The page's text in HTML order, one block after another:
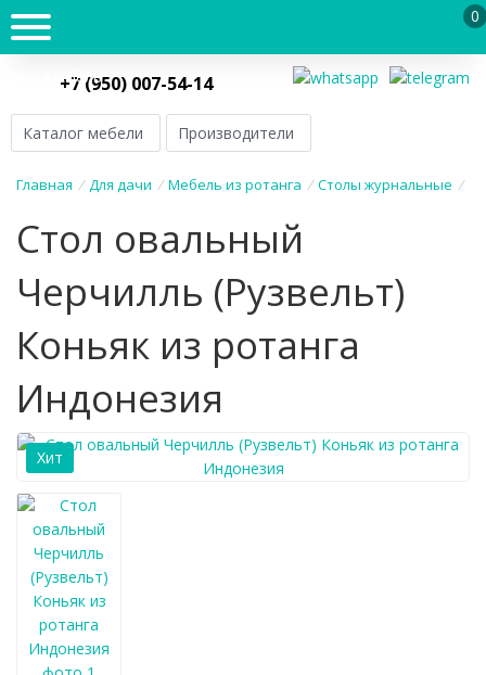
Кико Мебель
0
+7 (950) 007-54-14
Каталог мебели Производители
Главная / Для дачи / Мебель из ротанга / Столы журнальные /
Стол овальный
Черчилль (Рузвельт)
Коньяк из ротанга
Индонезия
Хит